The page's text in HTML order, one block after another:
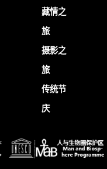
藏情之
旅
摄影之
旅
传统节
庆